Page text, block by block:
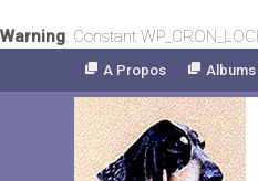
Warning: Constant
A Propos